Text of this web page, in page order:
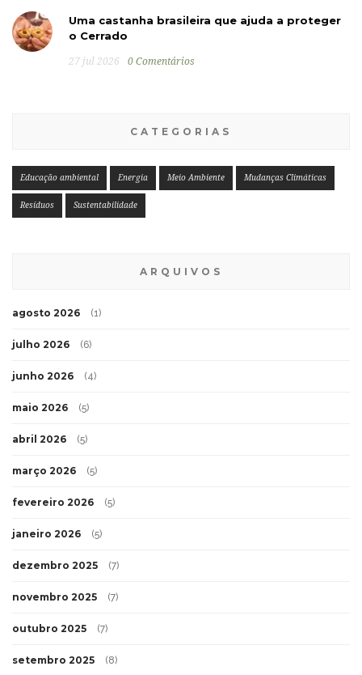
Uma castanha brasileira que ajuda a proteger
o Cerrado
27 jul 2026 0 Comentários
CATEGORIAS
Educação ambiental Energia Meio Ambiente Mudanças Climáticas
Resíduos Sustentabilidade
ARQUIVOS
agosto 2026 (1)
julho 2026 (6)
junho 2026 (4)
maio 2026 (5)
abril 2026 (5)
março 2026 (5)
fevereiro 2026 (5)
janeiro 2026 (5)
dezembro 2025 (7)
novembro 2025 (7)
outubro 2025 (7)
setembro 2025 (8)